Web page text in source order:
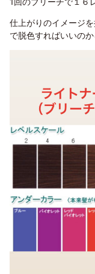
仕上がりのイメージ
で脱色すればいいのか